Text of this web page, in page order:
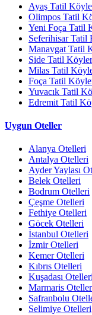
Ayaş Tatil
Olimpos Tatil
Yeni Foça Tatil
Seferihisar Tatil
Manavgat Tatil
Side Tatil
Milas Tatil
Foça Tatil
Yuvacık Tatil
Edremit Tatil
Uygun Oteller
Alanya Otelleri
Antalya Otelleri
Ayder Yaylası
Belek Otelleri
Bodrum Otelleri
Çeşme Otelleri
Fethiye Otelleri
Göcek Otelleri
İstanbul Otelleri
İzmir Otelleri
Kemer Otelleri
Kıbrıs Otelleri
Kuşadası Otelleri
Marmaris
Safranbolu
Selimiye Otelleri